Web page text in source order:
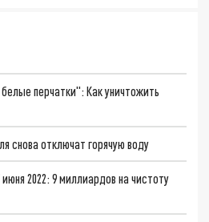
перчатки": Как уничтожить
снова отключат горячую воду
2022: 9 миллиардов на чистоту